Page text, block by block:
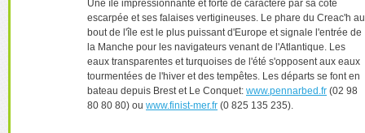
Une île impressionnante et forte de caractère par sa côte
escarpée et ses falaises vertigineuses. Le phare du Creac'h au
bout de l'île est le plus puissant d'Europe et signale l'entrée de
la Manche pour les navigateurs venant de l'Atlantique. Les
eaux transparentes et turquoises de l'été s'opposent aux eaux
tourmentées de l'hiver et des tempêtes. Les départs se font en
bateau depuis Brest et Le Conquet: www.pennarbed.fr (02 98
80 80 80) ou www.finist-mer.fr (0 825 135 235).